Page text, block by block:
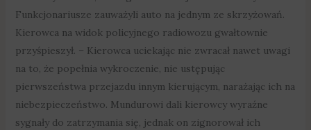
Funkcjonariusze zauważyli auto na jednym ze skrzyżowań.
Kierowca na widok policyjnego radiowozu gwałtownie
przyśpieszył. – Kierowca uciekając nie zwracał nawet uwagi
na to, że popełnia wykroczenie, nie ustępując
pierwszeństwa przejazdu innym kierującym, narażając ich na
niebezpieczeństwo. Mundurowi dali kierowcy wyraźne
sygnały do zatrzymania się, jednak on zignorował ich